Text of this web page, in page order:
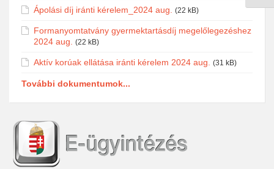
Ápolási díj iránti kérelem_2024 aug. (22 kB)
Formanyomtatvány gyermektartásdíj megelőlegezéshez
2024 aug. (22 kB)
Aktív korúak ellátása iránti kérelem 2024 aug. (31 kB)
További dokumentumok...